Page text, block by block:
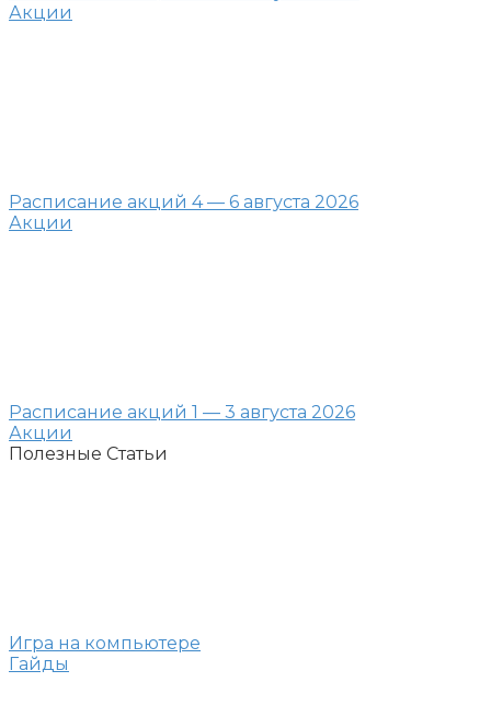
Акции
Расписание акций 4 — 6 августа 2026
Акции
Расписание акций 1 — 3 августа 2026
Акции
Полезные Статьи
Игра на компьютере
Гайды